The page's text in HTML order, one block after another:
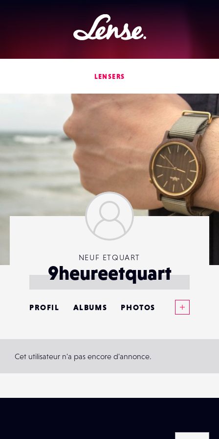
Lense
LENSERS
NEUF ETQUART
9heureetquart
PROFIL ALBUMS PHOTOS
CONTACTS
ÉVÉNEMENTS
Cet utilisateur n'a pas encore d'annonce.